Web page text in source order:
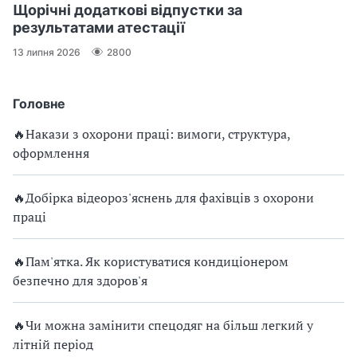
Головне
🔥Накази з охорони праці: вимоги, структура,
оформлення
🔥Добірка відеороз'яснень для фахівців з охорони
праці
🔥Пам'ятка. Як користуватися кондиціонером
безпечно для здоров'я
🔥Чи можна замінити спецодяг на більш легкий у
літній період
Щорічні додаткові відпустки за
результатами атестації
13 липня 2026 2800